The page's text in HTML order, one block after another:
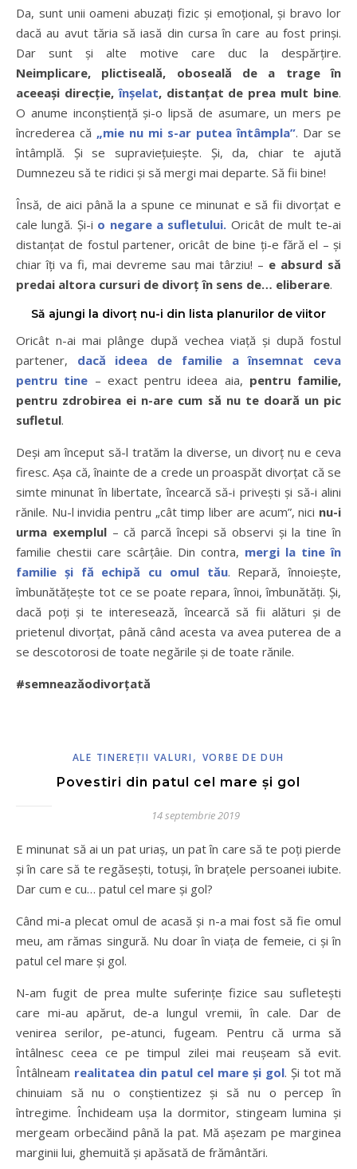
Da, sunt unii oameni abuzați fizic și emoțional, și bravo lor
dacă au avut tăria să iasă din cursa în care au fost prinși.
Dar sunt și alte motive care duc la despărțire.
Neimplicare, plictiseală, oboseală de a trage în
aceeași direcție,înșelat, distanțat de prea mult bine.
O anume inconștiență și-o lipsă de asumare, un mers pe
încrederea că „mie nu mi s-ar putea întâmpla”. Dar se
întâmplă. Și se supraviețuiește. Și, da, chiar te ajută
Dumnezeu să te ridici și să mergi mai departe. Să fii bine!
Însă, de aici până la a spune ce minunat e să fii divorțat e
cale lungă. Și-i o negare a sufletului. Oricât de mult te-ai
distanțat de fostul partener, oricât de bine ți-e fără el – și
chiar îți va fi, mai devreme sau mai târziu! – e absurd să
predai altora cursuri de divorț în sens de… eliberare.
Să ajungi la divorț nu-i din lista planurilor de viitor
Oricât n-ai mai plânge după vechea viață și după fostul
partener, dacă ideea de familie a însemnat ceva
pentru tine – exact pentru ideea aia, pentru familie,
pentru zdrobirea ei n-are cum să nu te doară un pic
sufletul.
Deși am început să-l tratăm la diverse, un divorț nu e ceva
firesc. Așa că, înainte de a crede un proaspăt divorțat că se
simte minunat în libertate, încearcă să-i privești și să-i alini
rănile. Nu-l invidia pentru „cât timp liber are acum”, nici nu-i
urma exemplul– că parcă începi să observi și la tine în
familie chestii care scârțâie. Din contra, mergi la tine în
familie și fă echipă cu omul tău. Repară, înnoiește,
îmbunătățește tot ce se poate repara, înnoi, îmbunătăți. Și,
dacă poți și te interesează, încearcă să fii alături și de
prietenul divorțat, până când acesta va avea puterea de a
se descotorosi de toate negările și de toate rănile.
#semneazăodivorțată
ALE TINEREŢII VALURI , VORBE DE DUH
Povestiri din patul cel mare și gol
14 septembrie 2019
E minunat să ai un pat uriaș, un pat în care să te poți pierde
și în care să te regăsești, totuși, în brațele persoanei iubite.
Dar cum e cu… patul cel mare și gol?
Când mi-a plecat omul de acasă și n-a mai fost să fie omul
meu, am rămas singură. Nu doar în viața de femeie, ci și în
patul cel mare și gol.
N-am fugit de prea multe suferințe fizice sau sufletești
care mi-au apărut, de-a lungul vremii, în cale. Dar de
venirea serilor, pe-atunci, fugeam. Pentru că urma să
întâlnesc ceea ce pe timpul zilei mai reușeam să evit.
Întâlneam realitatea din patul cel mare și gol. Și tot mă
chinuiam să nu o conștientizez și să nu o percep în
întregime. Închideam ușa la dormitor, stingeam lumina și
mergeam orbecăind până la pat. Mă așezam pe marginea
marginii lui, ghemuită și apăsată de frământări.